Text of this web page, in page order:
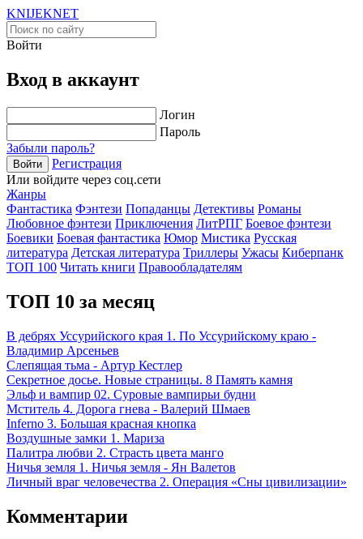
KNIJEKNET
Войти
Вход в аккаунт
Логин
Пароль
Забыли пароль?
Войти
Регистрация
Или войдите через соц.сети
Жанры
Фантастика Фэнтези Попаданцы Детективы Романы
Любовное фэнтези Приключения ЛитРПГ Боевое фэнтези
Боевики Боевая фантастика Юмор Мистика Русская
литература Детская литература Триллеры Ужасы Киберпанк
ТОП 100 Читать книги Правообладателям
ТОП 10 за месяц
В дебрях Уссурийского края 1. По Уссурийскому краю -
Владимир Арсеньев
Слепящая тьма - Артур Кестлер
Секретное досье. Новые страницы. 8 Память камня
Эльф и вампир 02. Суровые вампирьи будни
Мститель 4. Дорога гнева - Валерий Шмаев
Inferno 3. Большая красная кнопка
Воздушные замки 1. Мариза
Палитра любви 2. Страсть цвета манго
Ничья земля 1. Ничья земля - Ян Валетов
Личный враг человечества 2. Операция «Сны цивилизации»
Комментарии